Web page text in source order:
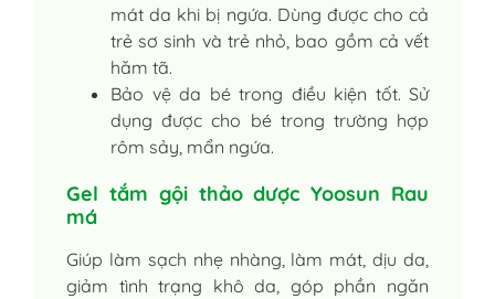
mát da khi bị ngứa. Dùng được cho cả
trẻ sơ sinh và trẻ nhỏ, bao gồm cả vết
hăm tã.
Bảo vệ da bé trong điều kiện tốt. Sử
dụng được cho bé trong trường hợp
rôm sảy, mẩn ngứa.
Gel tắm gội thảo dược Yoosun Rau
má
Giúp làm sạch nhẹ nhàng, làm mát, dịu da,
giảm tình trạng khô da, góp phần ngăn